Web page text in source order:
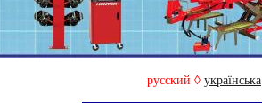
русский ◊ українська